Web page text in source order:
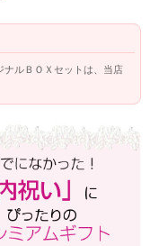
ナルＢＯＸセットは、当店